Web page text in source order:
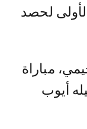
هذه النسخة
لحصد
مباراة
أيوب